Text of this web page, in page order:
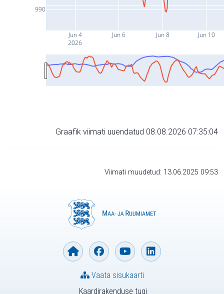
Jun 4
2026
Jun 6 Jun 8 Jun 10
990
Graafik viimati uuendatud 08.08.2026 07:35:04
Viimati muudetud: 13.06.2025 09:53
Kaardirakenduse tugi
Vaata sisukaarti